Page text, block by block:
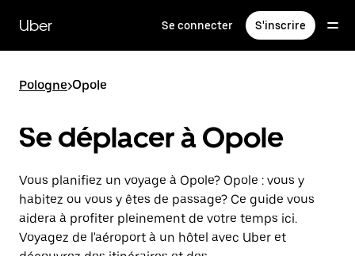
contenu
principal
Uber Se connecter S'inscrire
Pologne>Opole
Se déplacer à Opole
Vous planifiez un voyage à Opole? Opole : vous y
habitez ou vous y êtes de passage? Ce guide vous
aidera à profiter pleinement de votre temps ici.
Voyagez de l'aéroport à un hôtel avec Uber et